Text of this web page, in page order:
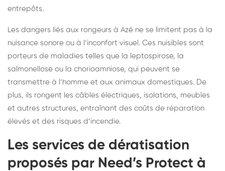
entrepôts.
Les dangers liés aux rongeurs à Azé ne se limitent pas à la
nuisance sonore ou à l’inconfort visuel. Ces nuisibles sont
porteurs de maladies telles que la leptospirose, la
salmonellose ou la chorioamniose, qui peuvent se
transmettre à l’homme et aux animaux domestiques. De
plus, ils rongent les câbles électriques, isolations, meubles
et autres structures, entraînant des coûts de réparation
élevés et des risques d’incendie.
Les services de dératisation
proposés par Need’s Protect à